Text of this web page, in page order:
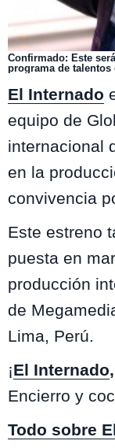
Confirmado: Este
programa de talentos
El Internado
equipo de
internacional
en la
convivencia
Este estreno
puesta en
producción
de
Lima, Perú.
¡El Internado,
Encierro y
Todo sobre